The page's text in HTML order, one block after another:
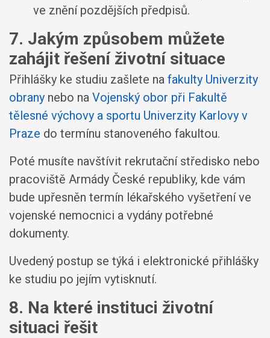
ve znění pozdějších předpisů.
7. Jakým způsobem můžete
zahájit řešení životní situace
Přihlášky ke studiu zašlete na fakulty Univerzity
obrany nebo na Vojenský obor při Fakultě
tělesné výchovy a sportu Univerzity Karlovy v
Praze do termínu stanoveného fakultou.
Poté musíte navštívit rekrutační středisko nebo
pracoviště Armády České republiky, kde vám
bude upřesněn termín lékařského vyšetření ve
vojenské nemocnici a vydány potřebné
dokumenty.
Uvedený postup se týká i elektronické přihlášky
ke studiu po jejím vytisknutí.
8. Na které instituci životní
situaci řešit